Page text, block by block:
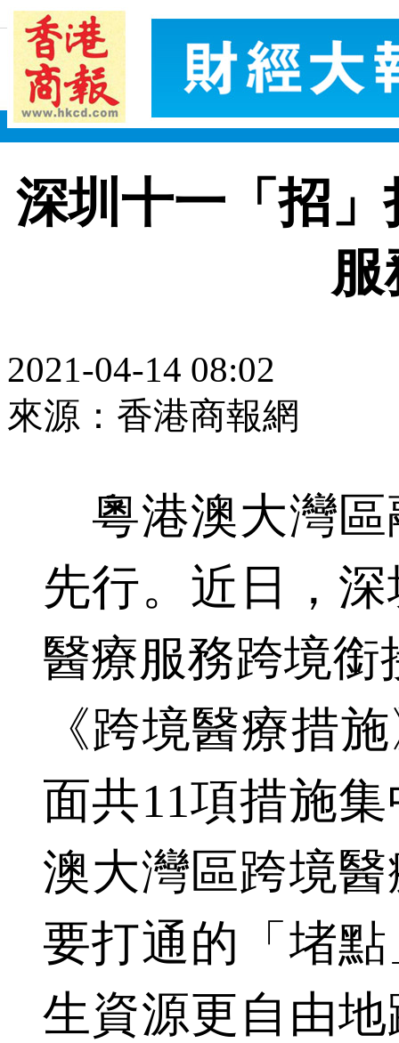
深圳十一「招
服
2021-04-14 08:02
來源：香港商報網
粵港澳大灣區
先行。近日，
醫療服務跨境銜
《跨境醫療措
面共11項措施
澳大灣區跨境
要打通的「堵
生資源更自由